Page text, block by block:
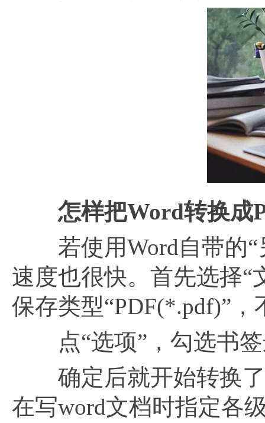
怎样把Word转换成
若使用Word自带的“
速度也很快。首先选择“
保存类型“PDF(*.pdf)”，
点“选项”，勾选书签
确定后就开始转换了
在写word文档时指定各